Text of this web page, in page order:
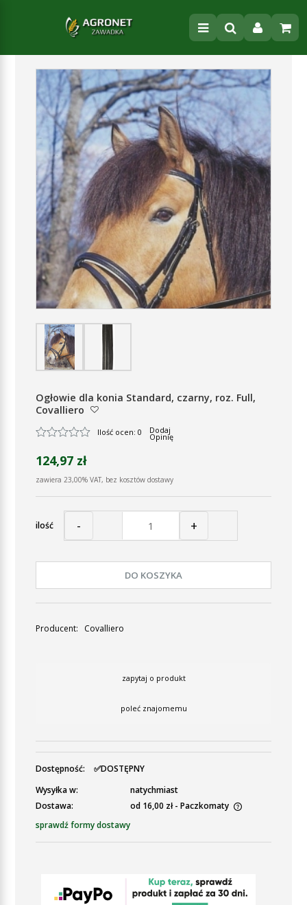
Ogłowie dla konia Standard, czarny, roz. Full,
Covalliero
Ilość ocen: 0 Dodaj
Opinię
124,97 zł
zawiera 23,00% VAT, bez kosztów dostawy
ilość - +
DO KOSZYKA
Producent: Covalliero
zapytaj o produkt
poleć znajomemu
Dostępność:
✅DOSTĘPNY
Wysyłka w:
natychmiast
Dostawa:
od 16,00 zł - Paczkomaty
Cena nie zawiera ewentualnych kosztów płatności
sprawdź formy dostawy